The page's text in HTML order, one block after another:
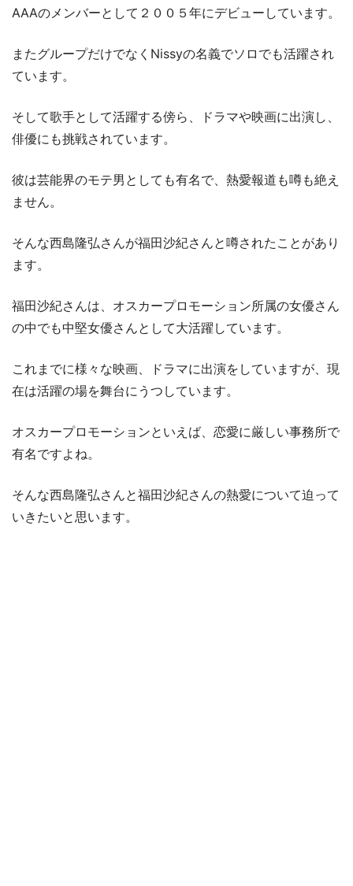
AAAのメンバーとして２００５年にデビューしています。
またグループだけでなくNissyの名義でソロでも活躍され
ています。
そして歌手として活躍する傍ら、ドラマや映画に出演し、
俳優にも挑戦されています。
彼は芸能界のモテ男としても有名で、熱愛報道も噂も絶え
ません。
そんな西島隆弘さんが福田沙紀さんと噂されたことがあり
ます。
福田沙紀さんは、オスカープロモーション所属の女優さん
の中でも中堅女優さんとして大活躍しています。
これまでに様々な映画、ドラマに出演をしていますが、現
在は活躍の場を舞台にうつしています。
オスカープロモーションといえば、恋愛に厳しい事務所で
有名ですよね。
そんな西島隆弘さんと福田沙紀さんの熱愛について迫って
いきたいと思います。